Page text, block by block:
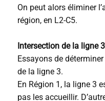
On peut alors éliminer
région, en L2-C5.
Intersection de la ligne
Essayons de
de la ligne 3.
En Région 1, la ligne 3
pas les accueillir.